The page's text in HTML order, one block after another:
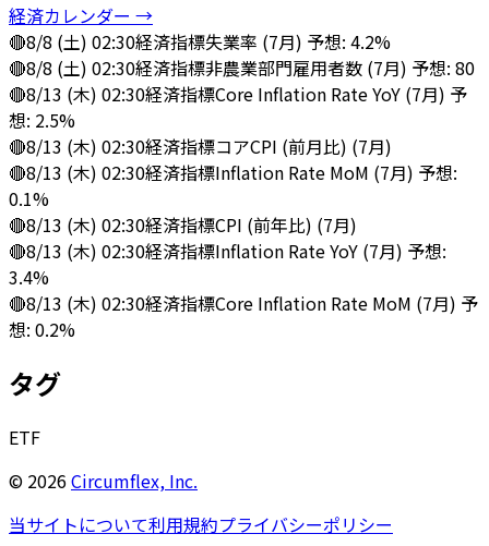
経済カレンダー →
🔴8/8 (土) 02:30経済指標失業率 (7月) 予想: 4.2%
🔴8/8 (土) 02:30経済指標非農業部門雇用者数 (7月) 予想: 80
🔴8/13 (木) 02:30経済指標Core Inflation Rate YoY (7月) 予
想: 2.5%
🔴8/13 (木) 02:30経済指標コアCPI (前月比) (7月)
🔴8/13 (木) 02:30経済指標Inflation Rate MoM (7月) 予想:
0.1%
🔴8/13 (木) 02:30経済指標CPI (前年比) (7月)
🔴8/13 (木) 02:30経済指標Inflation Rate YoY (7月) 予想:
3.4%
🔴8/13 (木) 02:30経済指標Core Inflation Rate MoM (7月) 予
想: 0.2%
タグ
ETF
© 2026Circumflex, Inc.
当サイトについて利用規約プライバシーポリシー